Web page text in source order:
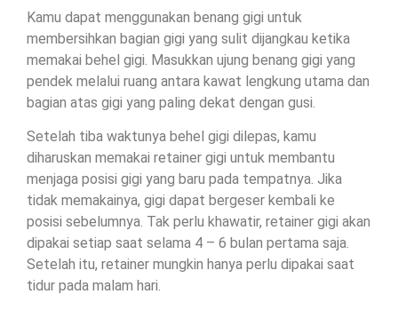
Kamu dapat menggunakan benang gigi untuk
membersihkan bagian gigi yang sulit dijangkau ketika
memakai behel gigi. Masukkan ujung benang gigi yang
pendek melalui ruang antara kawat lengkung utama dan
bagian atas gigi yang paling dekat dengan gusi.
Setelah tiba waktunya behel gigi dilepas, kamu
diharuskan memakai retainer gigi untuk membantu
menjaga posisi gigi yang baru pada tempatnya. Jika
tidak memakainya, gigi dapat bergeser kembali ke
posisi sebelumnya. Tak perlu khawatir, retainer gigi akan
dipakai setiap saat selama 4 – 6 bulan pertama saja.
Setelah itu, retainer mungkin hanya perlu dipakai saat
tidur pada malam hari.